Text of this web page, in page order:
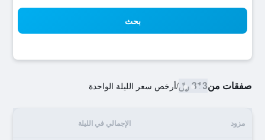
بحث
صفقات من313 ﷼ /أرخص سعر الليلة الواحدة
مزود الإجمالي في الليلة